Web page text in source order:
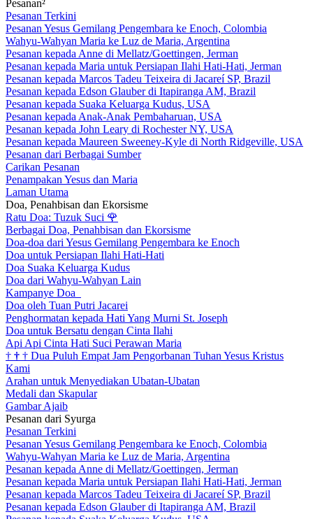
Pesanan²
Pesanan Terkini
Pesanan Yesus Gemilang Pengembara ke Enoch, Colombia
Wahyu-Wahyan Maria ke Luz de Maria, Argentina
Pesanan kepada Anne di Mellatz/Goettingen, Jerman
Pesanan kepada Maria untuk Persiapan Ilahi Hati-Hati, Jerman
Pesanan kepada Marcos Tadeu Teixeira di Jacareí SP, Brazil
Pesanan kepada Edson Glauber di Itapiranga AM, Brazil
Pesanan kepada Suaka Keluarga Kudus, USA
Pesanan kepada Anak-Anak Pembaharuan, USA
Pesanan kepada John Leary di Rochester NY, USA
Pesanan kepada Maureen Sweeney-Kyle di North Ridgeville, USA
Pesanan dari Berbagai Sumber
Carikan Pesanan
Penampakan Yesus dan Maria
Laman Utama
Doa, Penahbisan dan Ekorsisme
Ratu Doa: Tuzuk Suci 🌹
Berbagai Doa, Penahbisan dan Ekorsisme
Doa-doa dari Yesus Gemilang Pengembara ke Enoch
Doa untuk Persiapan Ilahi Hati-Hati
Doa Suaka Keluarga Kudus
Doa dari Wahyu-Wahyan Lain
Kampanye Doa
Doa oleh Tuan Putri Jacarei
Penghormatan kepada Hati Yang Murni St. Joseph
Doa untuk Bersatu dengan Cinta Ilahi
Api Api Cinta Hati Suci Perawan Maria
† † † Dua Puluh Empat Jam Pengorbanan Tuhan Yesus Kristus
Kami
Arahan untuk Menyediakan Ubatan-Ubatan
Medali dan Skapular
Gambar Ajaib
Pesanan dari Syurga
Pesanan Terkini
Pesanan Yesus Gemilang Pengembara ke Enoch, Colombia
Wahyu-Wahyan Maria ke Luz de Maria, Argentina
Pesanan kepada Anne di Mellatz/Goettingen, Jerman
Pesanan kepada Maria untuk Persiapan Ilahi Hati-Hati, Jerman
Pesanan kepada Marcos Tadeu Teixeira di Jacareí SP, Brazil
Pesanan kepada Edson Glauber di Itapiranga AM, Brazil